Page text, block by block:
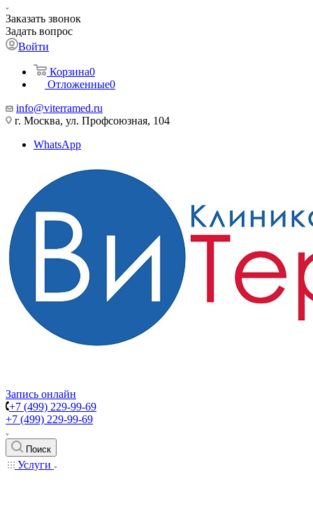
Заказать звонок
Задать вопрос
Войти
Корзина0
Отложенные0
info@viterramed.ru
г. Москва, ул. Профсоюзная, 104
WhatsApp
Запись онлайн
+7 (499) 229-99-69
+7 (499) 229-99-69
Поиск
Услуги